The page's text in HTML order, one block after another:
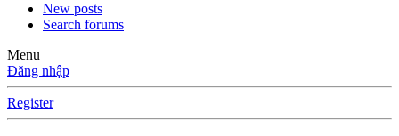
New posts
Search forums
Menu
Đăng nhập
Register